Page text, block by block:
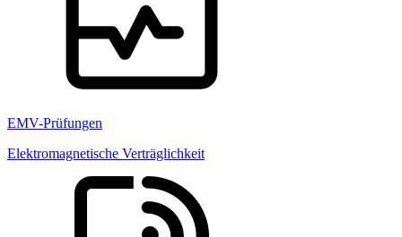
EMV-Prüfungen
Elektromagnetische Verträglichkeit